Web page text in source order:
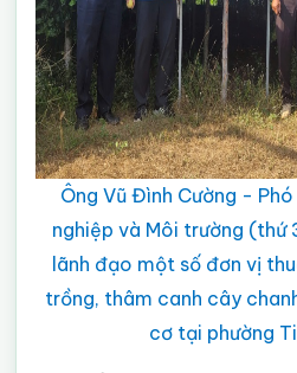
Ông Vũ Đình Cường -
nghiệp và Môi trường (thứ
lãnh đạo một số đơn vị
trồng, thâm canh cây
cơ tại phường